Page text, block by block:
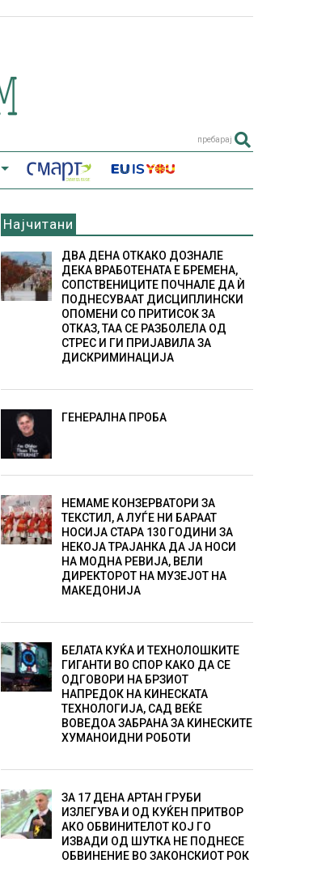
пребарај
Најчитани
ДВА ДЕНА ОТКАКО ДОЗНАЛЕ
ДЕКА ВРАБОТЕНАТА Е БРЕМЕНА,
СОПСТВЕНИЦИТЕ ПОЧНАЛЕ ДА Ѝ
ПОДНЕСУВААТ ДИСЦИПЛИНСКИ
ОПОМЕНИ СО ПРИТИСОК ЗА
ОТКАЗ, ТАА СЕ РАЗБОЛЕЛА ОД
СТРЕС И ГИ ПРИЈАВИЛА ЗА
ДИСКРИМИНАЦИЈА
ГЕНЕРАЛНА ПРОБА
НЕМАМЕ КОНЗЕРВАТОРИ ЗА
ТЕКСТИЛ, А ЛУЃЕ НИ БАРААТ
НОСИЈА СТАРА 130 ГОДИНИ ЗА
НЕКОЈА ТРАЈАНКА ДА ЈА НОСИ
НА МОДНА РЕВИЈА, ВЕЛИ
ДИРЕКТОРОТ НА МУЗЕЈОТ НА
МАКЕДОНИЈА
БЕЛАТА КУЌА И ТЕХНОЛОШКИТЕ
ГИГАНТИ ВО СПОР КАКО ДА СЕ
ОДГОВОРИ НА БРЗИОТ
НАПРЕДОК НА КИНЕСКАТА
ТЕХНОЛОГИЈА, САД ВЕЌЕ
ВОВЕДОА ЗАБРАНА ЗА КИНЕСКИТЕ
ХУМАНОИДНИ РОБОТИ
ЗА 17 ДЕНА АРТАН ГРУБИ
ИЗЛЕГУВА И ОД КУЌЕН ПРИТВОР
АКО ОБВИНИТЕЛОТ КОЈ ГО
ИЗВАДИ ОД ШУТКА НЕ ПОДНЕСЕ
ОБВИНЕНИЕ ВО ЗАКОНСКИОТ РОК